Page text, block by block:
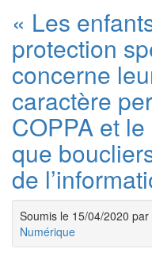
« Les
protection
concerne
caractère
COPPA et
que
de
Soumis le 15/04/2020
Numérique